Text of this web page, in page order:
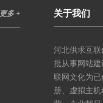
更多 + 关于我们
河北供求互
批从事网站
联网文化为
册、虚拟主